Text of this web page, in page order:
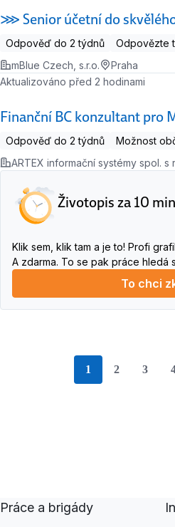
⋙ Senior účetní do
Odpověď do 2 týdnů
Odpovězte
mBlue Czech, s.r.o.
Praha
Finanční BC konzultant pro
Aktualizováno před 2 hodinami
Odpověď do 2 týdnů
Možnost
ARTEX informační systémy spol. s
Životopis za 10
Klik sem, klik tam a je to! Profi
A zdarma. To se pak práce hledá
To chci
stránka
1 2 3
Práce a brigády